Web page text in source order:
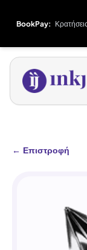
BookPay:
← Επιστροφή